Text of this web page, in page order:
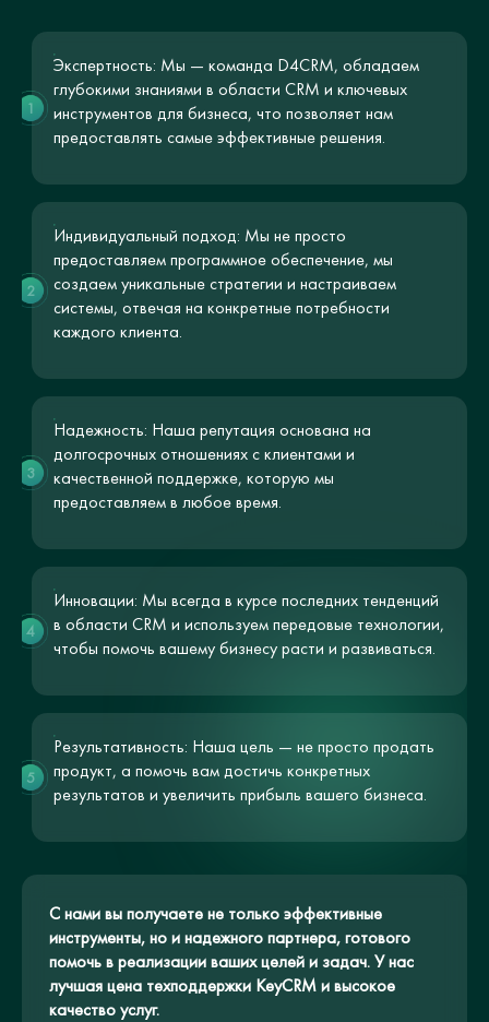
Экспертность: Мы — команда D4CRM, обладаем
глубокими знаниями в области CRM и ключевых
инструментов для бизнеса, что позволяет нам
предоставлять самые эффективные решения.
1
Индивидуальный подход: Мы не просто
предоставляем программное обеспечение, мы
создаем уникальные стратегии и настраиваем
системы, отвечая на конкретные потребности
каждого клиента.
2
Надежность: Наша репутация основана на
долгосрочных отношениях с клиентами и
качественной поддержке, которую мы
предоставляем в любое время.
3
Инновации: Мы всегда в курсе последних тенденций
в области CRM и используем передовые технологии,
чтобы помочь вашему бизнесу расти и развиваться.
4
Результативность: Наша цель — не просто продать
продукт, а помочь вам достичь конкретных
результатов и увеличить прибыль вашего бизнеса.
5
С нами вы получаете не только эффективные
инструменты, но и надежного партнера, готового
помочь в реализации ваших целей и задач. У нас
лучшая цена техподдержки KeyCRM и высокое
качество услуг.